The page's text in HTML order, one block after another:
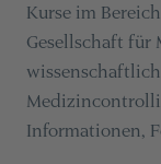
Kurse im
Gesellschaft für
Informationen,